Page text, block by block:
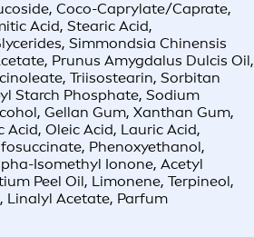
Coco-Caprylate/Caprate,
Acid, Stearic Acid,
Simmondsia Chinensis
Prunus Amygdalus Dulcis Oil,
Triisostearin, Sorbitan
Starch Phosphate, Sodium
Gellan Gum, Xanthan Gum,
Acid, Oleic Acid, Lauric Acid,
Phenoxyethanol,
Isomethyl Ionone, Acetyl
Peel Oil, Limonene, Terpineol,
Acetate, Parfum